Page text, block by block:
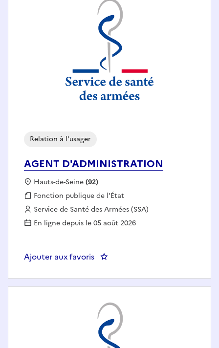
AGENT D'ADMINISTRATION
Relation à l'usager
Localisation :
Hauts-de-Seine(92)
Fonction publique :
Fonction publique de l'État
Employeur :
Service de Santé des Armées (SSA)
En ligne depuis le 05 août 2026
Ajouter aux favoris : AGENT D'ADMINISTRATION